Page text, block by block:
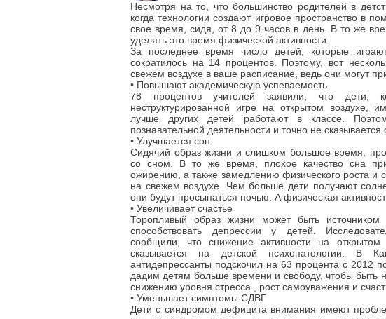
Несмотря на то, что большинство родителей в
когда технологии создают игровое пространство в
свое время, сидя, от 8 до 9 часов в день. В то же
уделять это время физической активности.
За последнее время число детей, которые
сократилось на 14 процентов. Поэтому, вот
свежем воздухе в ваше расписание, ведь они могут
• Повышают академическую успеваемость
78 процентов учителей заявили, что дети,
неструктурированной игре на открытом
лучше других детей работают в классе.
познавательной деятельности и точно не
• Улучшается сон
Сидячий образ жизни и слишком большое время,
со сном. В то же время, плохое качество сна
ожирению, а также замедлению физического роста и
на свежем воздухе. Чем больше дети получают
они будут просыпаться ночью. А физическая
• Увеличивает счастье
Торопливый образ жизни может быть
способствовать депрессии у детей.
сообщили, что снижение активности на открытом
сказывается на детской психопатологии. В
антидепрессанты подскочил на 63 процента с 2012
дадим детям больше времени и свободу, чтобы быть
снижению уровня стресса , рост самоуважения и
• Уменьшает симптомы СДВГ
Дети с синдромом дефицита внимания имеют